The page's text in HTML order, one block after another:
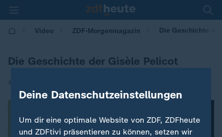
Video ZDF-Morgenmagazin Die Geschichte
Die Geschichte der Gisèle Pelicot
17.02.2026 | 05:30
Deine Datenschutzeinstellungen
Um dir eine optimale Website von ZDF, ZDFheute
und ZDFtivi präsentieren zu können, setzen wir